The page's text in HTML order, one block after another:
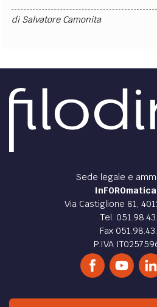
diSalvatore Camonita
Sede legale e
Via Castiglione 81,
Tel.
Fax
P.IVA